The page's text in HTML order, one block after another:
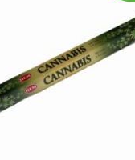
2,55 €.